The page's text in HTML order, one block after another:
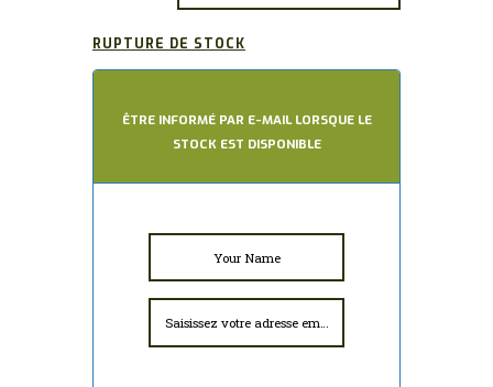
RUPTURE DE STOCK
ÊTRE INFORMÉ PAR E-MAIL LORSQUE LE
STOCK EST DISPONIBLE